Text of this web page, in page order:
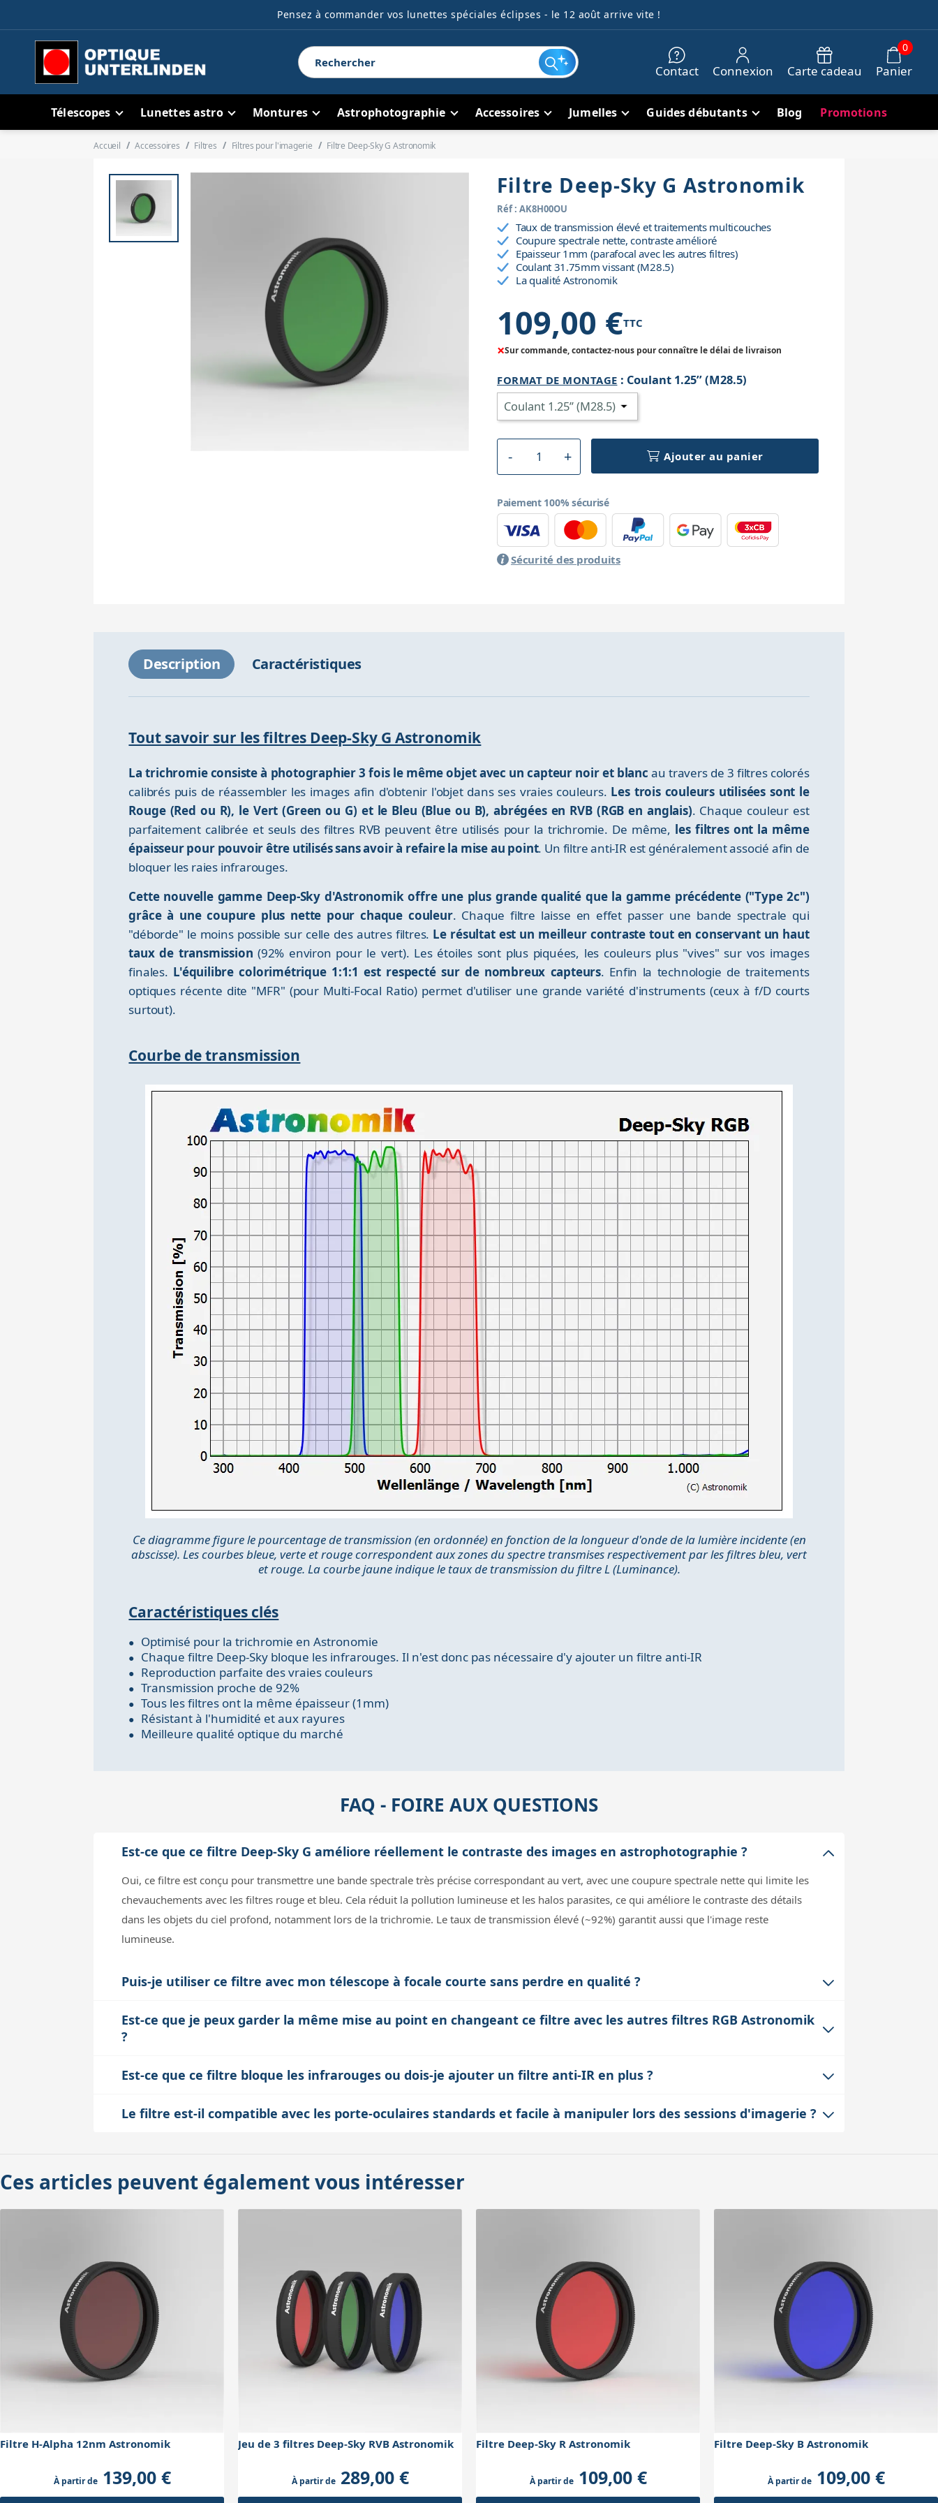
Pensez à commander vos lunettes spéciales éclipses - le 12 août arrive vite !
Contact Connexion Carte cadeau Panier
0
Télescopes Lunettes astro Montures Astrophotographie Accessoires Jumelles Guides débutants Blog Promotions
Accueil Accessoires Filtres Filtres pour l'imagerie Filtre Deep-Sky G Astronomik
Filtre Deep-Sky G Astronomik
Réf : AK8H00OU
Taux de transmission élevé et traitements multicouches
Coupure spectrale nette, contraste amélioré
Epaisseur 1mm (parafocal avec les autres filtres)
Coulant 31.75mm vissant (M28.5)
La qualité Astronomik
109,00 €TTC
×Sur commande, contactez-nous pour connaître le délai de livraison
FORMAT DE MONTAGE : Coulant 1.25’’ (M28.5)
Ajouter au panier
Paiement 100% sécurisé
Sécurité des produits
Description Caractéristiques
Tout savoir sur les filtres Deep-Sky G Astronomik
La trichromie consiste à photographier 3 fois le même objet avec un capteur noir et blanc au travers de 3 filtres colorés
calibrés puis de réassembler les images afin d'obtenir l'objet dans ses vraies couleurs. Les trois couleurs utilisées sont le
Rouge (Red ou R), le Vert (Green ou G) et le Bleu (Blue ou B), abrégées en RVB (RGB en anglais). Chaque couleur est
parfaitement calibrée et seuls des filtres RVB peuvent être utilisés pour la trichromie. De même, les filtres ont la même
épaisseur pour pouvoir être utilisés sans avoir à refaire la mise au point. Un filtre anti-IR est généralement associé afin de
bloquer les raies infrarouges.
Cette nouvelle gamme Deep-Sky d'Astronomik offre une plus grande qualité que la gamme précédente ("Type 2c")
grâce à une coupure plus nette pour chaque couleur. Chaque filtre laisse en effet passer une bande spectrale qui
"déborde" le moins possible sur celle des autres filtres. Le résultat est un meilleur contraste tout en conservant un haut
taux de transmission (92% environ pour le vert). Les étoiles sont plus piquées, les couleurs plus "vives" sur vos images
finales. L'équilibre colorimétrique 1:1:1 est respecté sur de nombreux capteurs. Enfin la technologie de traitements
optiques récente dite "MFR" (pour Multi-Focal Ratio) permet d'utiliser une grande variété d'instruments (ceux à f/D courts
surtout).
Courbe de transmission
Ce diagramme figure le pourcentage de transmission (en ordonnée) en fonction de la longueur d'onde de la lumière incidente (en
abscisse). Les courbes bleue, verte et rouge correspondent aux zones du spectre transmises respectivement par les filtres bleu, vert
et rouge. La courbe jaune indique le taux de transmission du filtre L (Luminance).
Caractéristiques clés
Optimisé pour la trichromie en Astronomie
Chaque filtre Deep-Sky bloque les infrarouges. Il n'est donc pas nécessaire d'y ajouter un filtre anti-IR
Reproduction parfaite des vraies couleurs
Transmission proche de 92%
Tous les filtres ont la même épaisseur (1mm)
Résistant à l'humidité et aux rayures
Meilleure qualité optique du marché
FAQ - FOIRE AUX QUESTIONS
Est-ce que ce filtre Deep-Sky G améliore réellement le contraste des images en astrophotographie ?
Oui, ce filtre est conçu pour transmettre une bande spectrale très précise correspondant au vert, avec une coupure spectrale nette qui limite les
chevauchements avec les filtres rouge et bleu. Cela réduit la pollution lumineuse et les halos parasites, ce qui améliore le contraste des détails
dans les objets du ciel profond, notamment lors de la trichromie. Le taux de transmission élevé (~92%) garantit aussi que l'image reste
lumineuse.
Puis-je utiliser ce filtre avec mon télescope à focale courte sans perdre en qualité ?
focales, y compris les instruments à focale courte. Cela signifie que le filtre conserve ses performances en termes de transmission et de coupure
Est-ce que je peux garder la même mise au point en changeant ce filtre avec les autres filtres RGB Astronomik
?
que vous n’aurez pas à refaire la mise au point à chaque changement de filtre, un avantage important pour la trichromie et l'assemblage final
Est-ce que ce filtre bloque les infrarouges ou dois-je ajouter un filtre anti-IR en plus ?
évite les pertes de transmission dues à un filtre additionnel, tout en garantissant une reproduction colorimétrique précise.
Le filtre est-il compatible avec les porte-oculaires standards et facile à manipuler lors des sessions d'imagerie ?
fixation vissante garantit aussi une bonne stabilité et évite tout jeu pendant la prise de vue.
Ces articles peuvent également vous intéresser
Filtre H-Alpha 12nm Astronomik
À partir de139,00 €
Jeu de 3 filtres Deep-Sky RVB Astronomik
À partir de289,00 €
Filtre Deep-Sky R Astronomik
À partir de109,00 €
Filtre Deep-Sky B Astronomik
À partir de109,00 €